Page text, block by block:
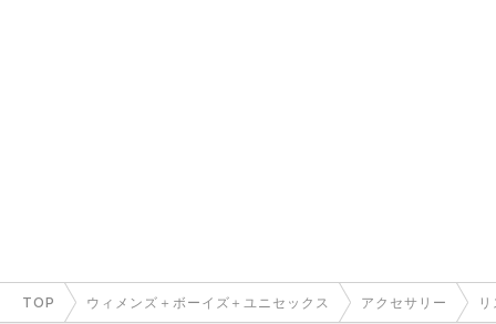
TOP ウィメンズ＋ボーイズ＋ユニセックス アクセサリー